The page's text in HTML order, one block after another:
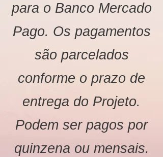
para o Banco Mercado
Pago. Os pagamentos
são parcelados
conforme o prazo de
entrega do Projeto.
Podem ser pagos por
quinzena ou mensais.